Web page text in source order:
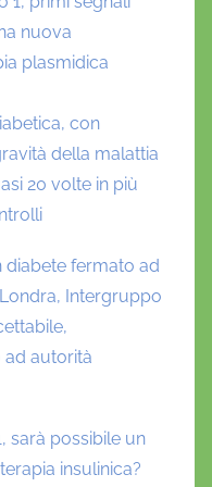
nuova
plasmidica
con
della malattia
20 volte in più
diabete fermato ad
Intergruppo
autorità
sarà possibile un
insulinica?